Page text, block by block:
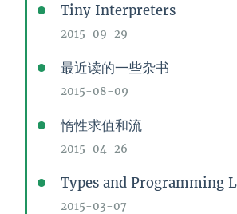
Tiny Interpreters
2015-09-29
最近读的一些杂书
2015-08-09
惰性求值和流
2015-04-26
Types and Programming
2015-03-07